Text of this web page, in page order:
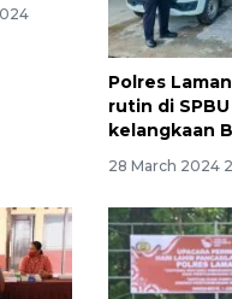
Polres
rutin di
kelangkaan
28 March 2024